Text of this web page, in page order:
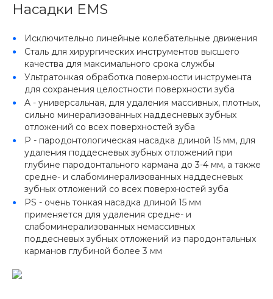
Насадки EMS
Исключительно линейные колебательные движения
Сталь для хирургических инструментов высшего
качества для максимального срока службы
Ультратонкая обработка поверхности инструмента
для сохранения целостности поверхности зуба
A - универсальная, для удаления массивных, плотных,
сильно минерализованных наддесневых зубных
отложений со всех поверхностей зуба
P - пародонтологическая насадка длиной 15 мм, для
удаления поддесневых зубных отложений при
глубине пародонтального кармана до 3-4 мм, а также
средне- и слабоминерализованных наддесневых
зубных отложений со всех поверхностей зуба
PS - очень тонкая насадка длиной 15 мм
применяется для удаления средне- и
слабоминерализованных немассивных
поддесневых зубных отложений из пародонтальных
карманов глубиной более 3 мм